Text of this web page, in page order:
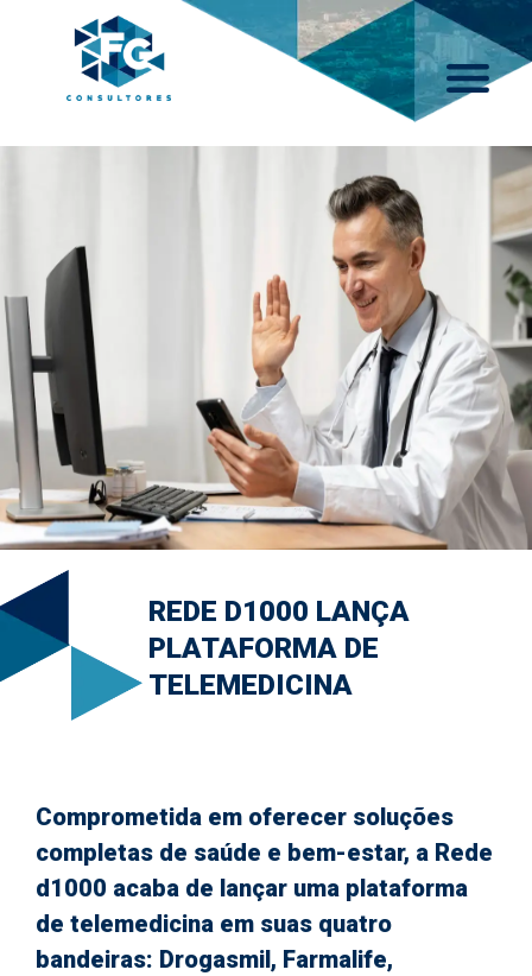
REDE D1000 LANÇA
PLATAFORMA DE
TELEMEDICINA
Comprometida em oferecer soluções
completas de saúde e bem-estar, a Rede
d1000 acaba de lançar uma plataforma
de telemedicina em suas quatro
bandeiras: Drogasmil, Farmalife,